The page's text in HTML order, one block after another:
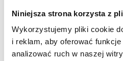
Niniejsza strona korzysta z
Wykorzystujemy pliki cookie
i reklam, aby oferować funkcje
analizować ruch w naszej
Taborety i krzesła
Parawany
Fotele
Zobacz wszystko